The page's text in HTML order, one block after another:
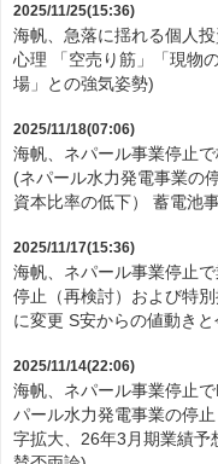
2025/11/25(15:36)
海帆、急落に揺れる個人
心理 「空売り筋」「現物
場」との強気姿勢)
2025/11/18(07:06)
海帆、ネパール事業停止
(ネパール水力発電事業の
資本比率の低下） 蓄電池
2025/11/17(15:36)
海帆、ネパール事業停止
停止（再検討）および特
に変更 S安からの値動き
2025/11/14(22:06)
海帆、ネパール事業停止
パール水力発電事業の停
字拡大、26年3月期業績予